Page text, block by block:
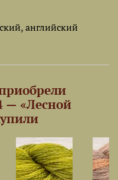
английский
— «Лесной